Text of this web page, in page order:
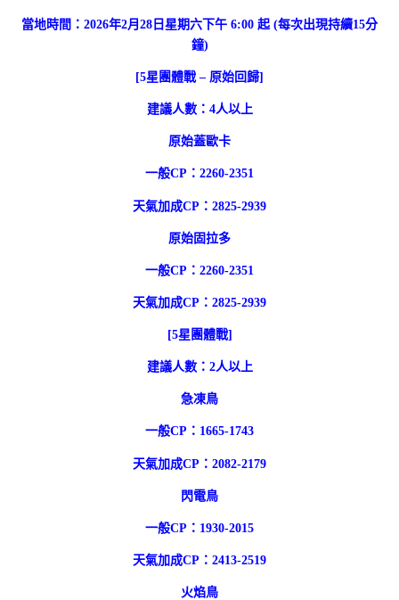
當地時間：2026年2月28日星期六下午 6:00 起 (每次出現持續15分
鐘)
[5星團體戰 – 原始回歸]
建議人數：4人以上
原始蓋歐卡
一般CP：2260-2351
天氣加成CP：2825-2939
原始固拉多
一般CP：2260-2351
天氣加成CP：2825-2939
[5星團體戰]
建議人數：2人以上
急凍鳥
一般CP：1665-1743
天氣加成CP：2082-2179
閃電鳥
一般CP：1930-2015
天氣加成CP：2413-2519
火焰鳥